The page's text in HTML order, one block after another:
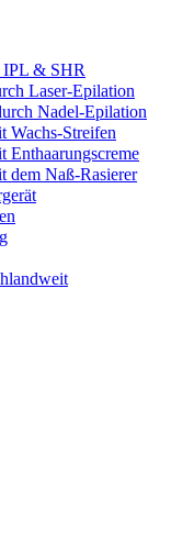
& SHR
Laser-Epilation
Nadel-Epilation
Wachs-Streifen
dem Naß-Rasierer